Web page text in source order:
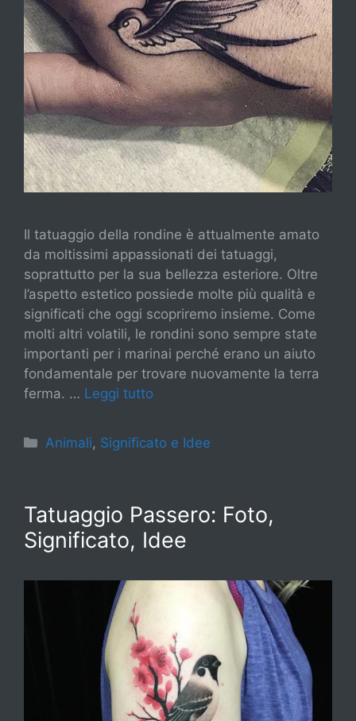
Il tatuaggio della rondine è attualmente amato
da moltissimi appassionati dei tatuaggi,
soprattutto per la sua bellezza esteriore. Oltre
l’aspetto estetico possiede molte più qualità e
significati che oggi scopriremo insieme. Come
molti altri volatili, le rondini sono sempre state
importanti per i marinai perché erano un aiuto
fondamentale per trovare nuovamente la terra
ferma. … Leggi tutto
Categorie
Animali, Significato e Idee
Tatuaggio Passero: Foto,
Significato, Idee